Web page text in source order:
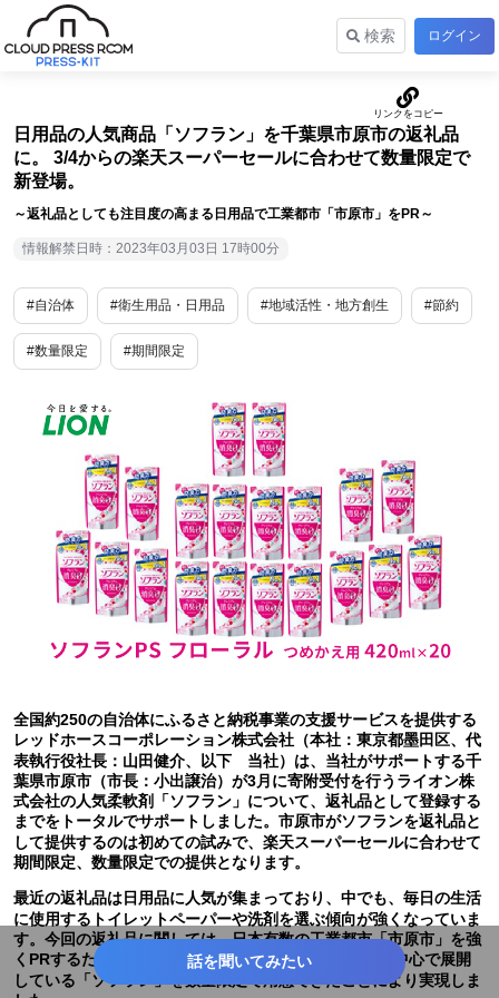
検索 ログイン
日用品の人気商品「ソフラン」を千葉県市原市の返礼品
に。 3/4からの楽天スーパーセールに合わせて数量限定で
新登場。
～返礼品としても注目度の高まる日用品で工業都市「市原市」をPR～
情報解禁日時：2023年03月03日 17時00分
#自治体 #衛生用品・日用品 #地域活性・地方創生 #節約
#数量限定 #期間限定
全国約250の自治体にふるさと納税事業の支援サービスを提供する
レッドホースコーポレーション株式会社（本社：東京都墨田区、代
表執行役社長：山田健介、以下 当社）は、当社がサポートする千
葉県市原市（市長：小出譲治）が3月に寄附受付を行うライオン株
式会社の人気柔軟剤「ソフラン」について、返礼品として登録する
までをトータルでサポートしました。市原市がソフランを返礼品と
して提供するのは初めての試みで、楽天スーパーセールに合わせて
期間限定、数量限定での提供となります。
最近の返礼品は日用品に人気が集まっており、中でも、毎日の生活
に使用するトイレットペーパーや洗剤を選ぶ傾向が強くなっていま
す。今回の返礼品に関しては、日本有数の工業都市「市原市」を強
くPRするため、市原市の工場で生産され通常一般販売中心で展開
している「ソフラン」を数量限定で用意できたことにより実現しま
話を聞いてみたい